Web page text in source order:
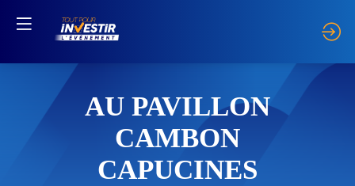
AU PAVILLON
CAMBON
CAPUCINES